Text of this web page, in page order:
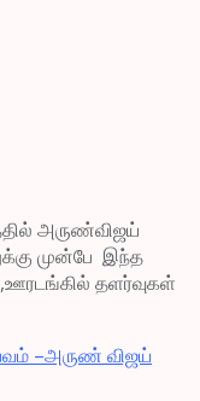
அருண்விஜய்
முன்பே இந்த
தளர்வுகள்